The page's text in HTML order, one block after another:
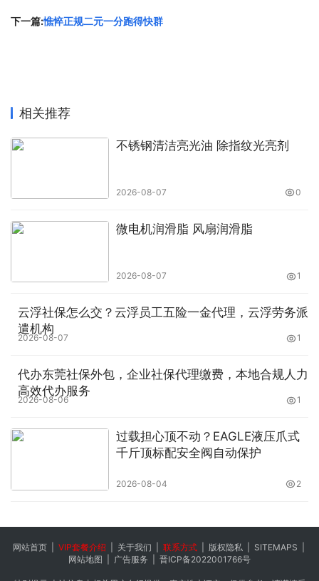
下一篇:憔悴正规二元一分跑得快群
相关推荐
不锈钢清洁亮光油 除指纹光亮剂
2026-08-07 0
微电机润滑脂 风扇润滑脂
2026-08-07 1
云浮社保怎么交？云浮员工五险一金代理，云浮劳务派
遣机构
2026-08-07 1
代办东莞社保外包，企业社保代理缴费，本地合规人力
高效代办服务
2026-08-06 1
过载担心顶不动？EAGLE液压爪式
千斤顶标配安全阀自动保护
2026-08-04 2
网站首页| VIP套餐介绍 关于我们 联系方式| 版权隐私| SITEMAPS
网站地图
广告服务 晋ICP备2022001766号